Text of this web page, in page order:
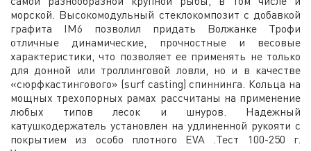
морской. Высокомодульный стеклокомпозит с добавкой
графита IM6 позволил придать Волжанке Трофи
отличные динамические, прочностные и весовые
характеристики, что позволяет ее применять не только
для донной или троллинговой ловли, но и в качестве
«сюрфкастингового» (surf casting) спиннинга. Кольца на
мощных трехопорных рамах рассчитаны на применение
любых типов лесок и шнуров. Надежный
катушкодержатель установлен на удлиненной рукояти с
покрытием из особо плотного EVA .Тест 100-250 г.